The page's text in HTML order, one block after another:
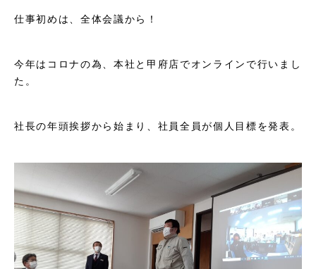
仕事初めは、全体会議から！
今年はコロナの為、本社と甲府店でオンラインで行いまし
た。
社長の年頭挨拶から始まり、社員全員が個人目標を発表。